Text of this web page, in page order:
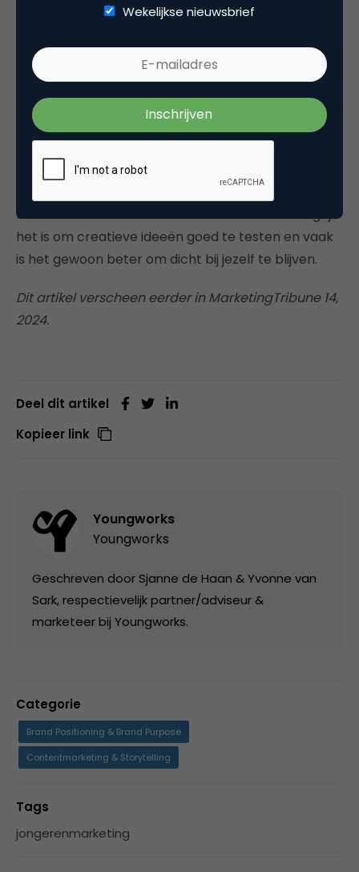
zoveel gebruiken. En wat we weten van andere
gegeven moment is het klaar.
Kortom, jongerentaal effectief inzetten moet
passen bij de context en de afzender, en vraagt om
een goede executie, oftewel tijd, middelen en lef.
Het wordt al gauw ongepast in situaties waarin
geen ruimte is voor humor of informele
afzender verwachten. Dit benadrukt hoe belangrijk
het is om creatieve ideeën goed te testen en vaak
is het gewoon beter om dicht bij jezelf te blijven.
Dit artikel verscheen eerder in MarketingTribune 14,
2024.
Deel dit artikel
Kopieer link
Youngworks
Youngworks
Geschreven door Sjanne de Haan & Yvonne van
Sark, respectievelijk partner/adviseur &
marketeer bij Youngworks.
Categorie
Brand Positioning & Brand Purpose
Contentmarketing & Storytelling
Tags
jongerenmarketing
Wekelijkse nieuwsbrief